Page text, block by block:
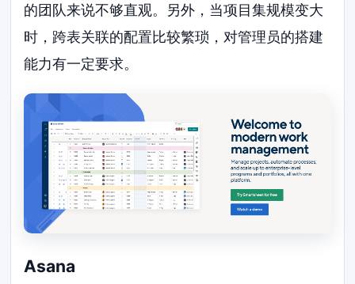
的团队来说不够直观。另外，当项目集规模变大
时，跨表关联的配置比较繁琐，对管理员的搭建
能力有一定要求。
Asana